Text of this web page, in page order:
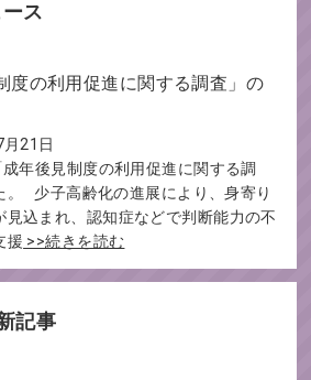
ス
度の利用促進に関する調査」の
21日
年後見制度の利用促進に関する調
。 少子高齢化の進展により、身寄り
見込まれ、認知症などで判断能力の不
援 >>続きを読む
記事